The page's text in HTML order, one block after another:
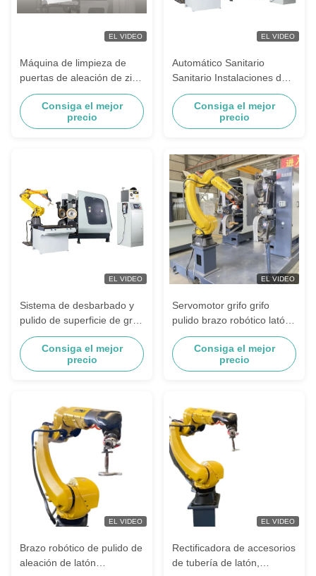
EL VIDEO
Máquina de limpieza de
puertas de aleación de zinc
equipo de pulido de grifo
de bañoConsiga el mejor
precio
EL VIDEO
Automático Sanitario
Sanitario Instalaciones de
plomería Lustradora de la
máquina Cuenca del grifo
de molienda del brazo del
Consiga el mejor
precio
EL VIDEO
Sistema de desbarbado y
pulido de superficie de grifo
de Metal, Robot de pulido
de Hardware de alta
precisión y resistencia,
Consiga el mejor
precio
EL VIDEO
Servomotor grifo grifo
pulido brazo robótico latón
aleación de Zinc máquina
pulidora estación de trabajo
para Metal fundido
Consiga el mejor
precio
EL VIDEO
Brazo robótico de pulido de
aleación de latón
EL VIDEO
Rectificadora de accesorios
de tubería de latón,